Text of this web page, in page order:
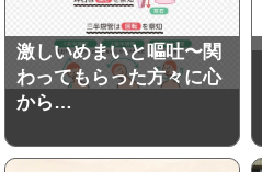
激しいめまいと嘔吐〜関
わってもらった方々に心
から…